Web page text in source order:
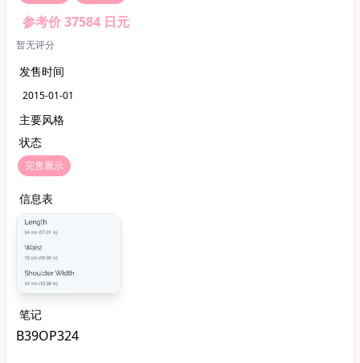
参考价 37584 日元
暂无评分
发售时间
2015-01-01
主要风格
状态
完售展示
信息表
笔记
B39OP324